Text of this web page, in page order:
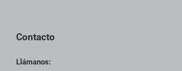
Contacto
Llámanos: